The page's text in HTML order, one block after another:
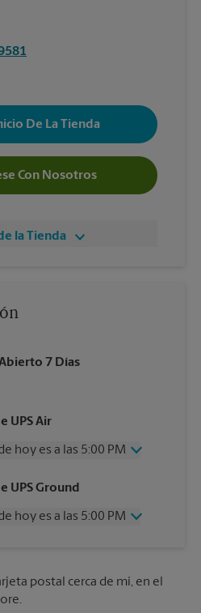
De La Tienda
Con Nosotros
la Tienda
7 Días
UPS Air
hoy es a las 5:00 PM
UPS Ground
hoy es a las 5:00 PM